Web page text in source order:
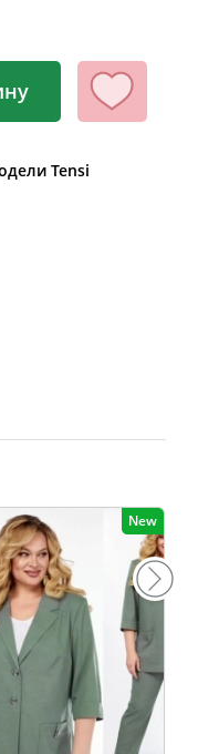
140
144
152
Tensi
New